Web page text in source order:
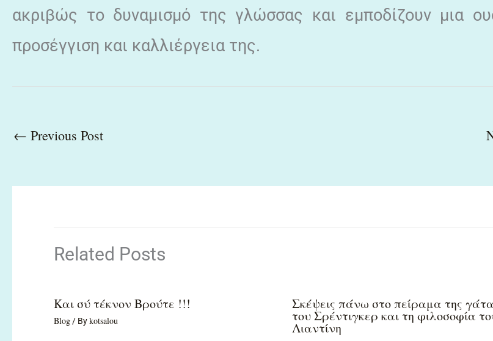
ακριβώς το δυναμισμό της γλώσσας και εμποδίζουν μια
προσέγγιση και καλλιέργεια της.
← Previous Post
Related Posts
Και σύ τέκνον Βρούτε !!!
Blog/ Bykotsalou
Σκέψεις πάνω στο πείραμα της
του Σρέντιγκερ και τη φιλοσοφία
Λιαντίνη